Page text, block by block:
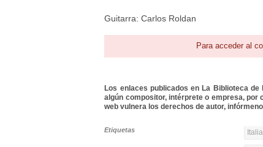
Guitarra: Carlos Roldan
Para acceder al
Los enlaces publicados en La Biblioteca
algún compositor, intérprete o empresa, por
web vulnera los derechos de autor,
Etiquetas Italia